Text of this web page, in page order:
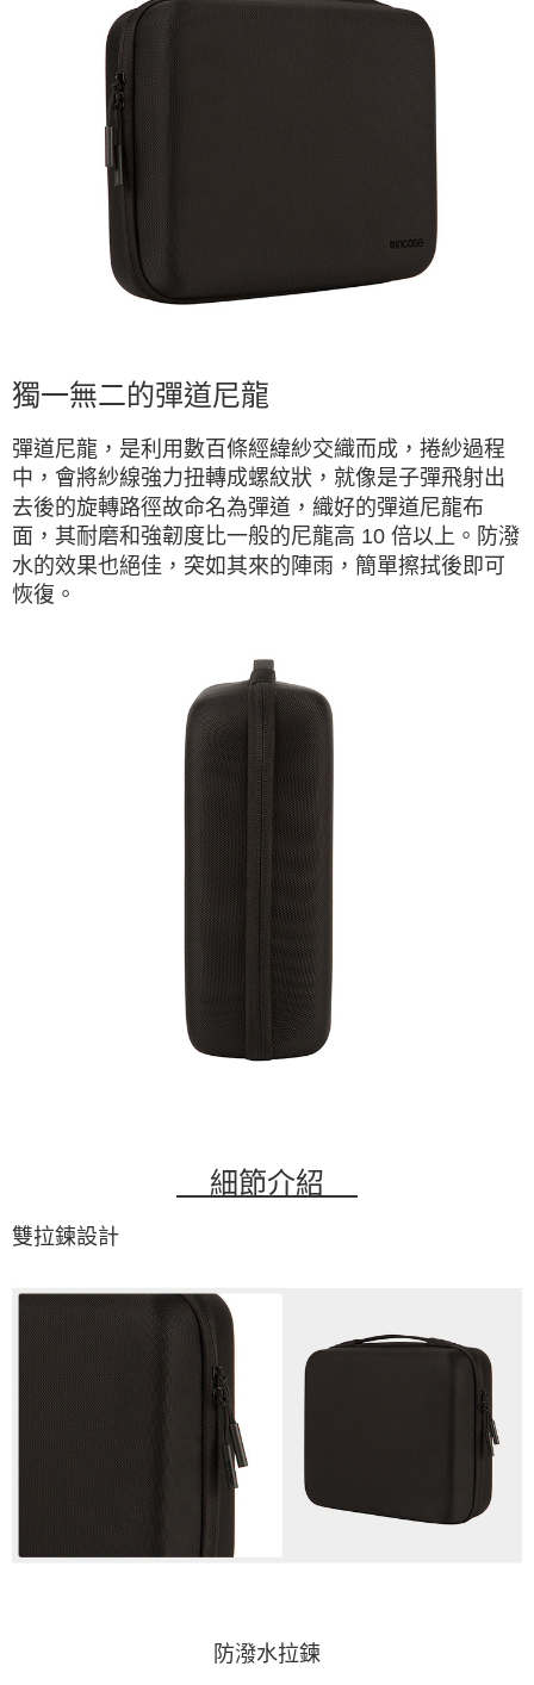
獨一無二的彈道尼龍
彈道尼龍，是利用數百條經緯紗交織而成，捲紗過程
中，會將紗線強力扭轉成螺紋狀，就像是子彈飛射出
去後的旋轉路徑故命名為彈道，織好的彈道尼龍布
面，其耐磨和強韌度比一般的尼龍高 10 倍以上。防潑
水的效果也絕佳，突如其來的陣雨，簡單擦拭後即可
恢復。
細節介紹
雙拉鍊設計
防潑水拉鍊